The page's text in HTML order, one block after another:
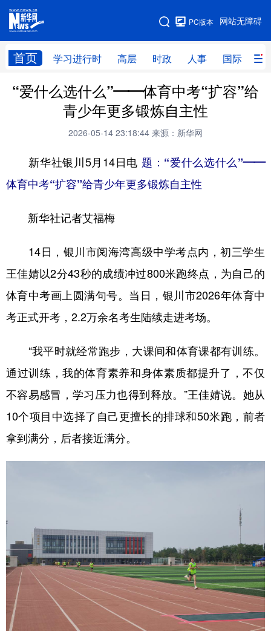
网站无障碍
PC版本
首页 学习进行时 高层 时政 人事 国际 财
网站地图
学习进行时 高层 时政 人事
财经 网评
科技 科创 量子 体育
文化 书画 健康
访谈 视频
食品 人居 信息化 数字经济
学术中国 乡村振兴 银龄 溯源中国
城市 旅游 能源
彩票 娱乐 时尚 悦读
公益 一带一路 亚太网 上市公司
文化产业
地方频道
山东 河南 湖南
广西 海南 重庆
四川 贵州 云南 西藏
青海 宁夏
“爱什么选什么”——体育中考“扩容”给
青少年更多锻炼自主性
2026-05-14 23:18:44 来源：新华网
新华社银川5月14日电 题：“爱什么选什么”——
体育中考“扩容”给青少年更多锻炼自主性
新华社记者艾福梅
14日，银川市阅海湾高级中学考点内，初三学生
王佳婧以2分43秒的成绩冲过800米跑终点，为自己的
体育中考画上圆满句号。当日，银川市2026年体育中
考正式开考，2.2万余名考生陆续走进考场。
“我平时就经常跑步，大课间和体育课都有训练。
通过训练，我的体育素养和身体素质都提升了，不仅
不容易感冒，学习压力也得到释放。”王佳婧说。她从
10个项目中选择了自己更擅长的排球和50米跑，前者
拿到满分，后者接近满分。